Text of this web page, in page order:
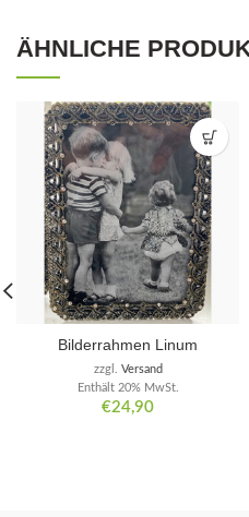
ÄHNLICHE
Bilderrahmen Linum
€24,90
Enthält 20% MwSt.
zzgl. Versand